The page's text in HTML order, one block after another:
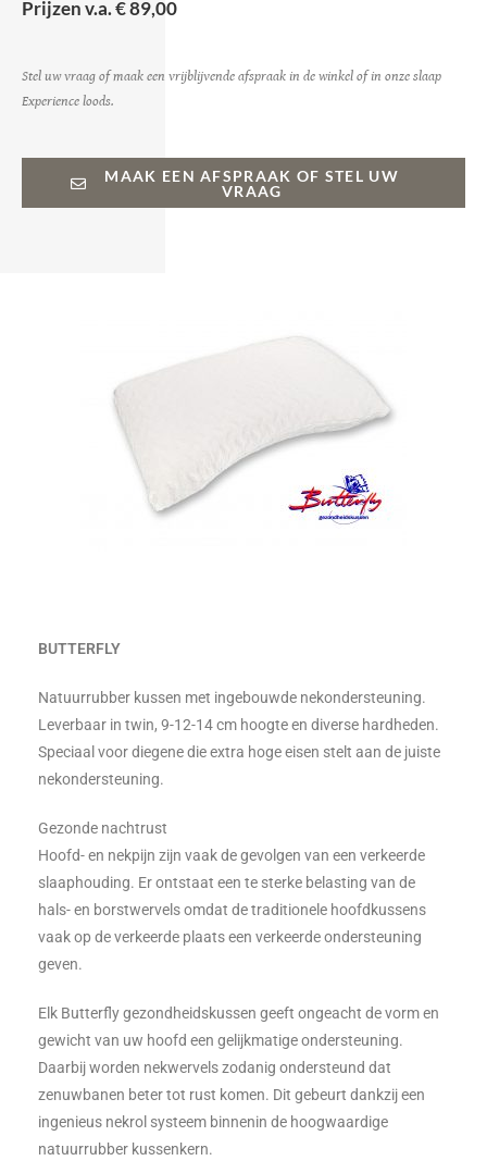
Prijzen v.a. € 89,00
Stel uw vraag of maak een vrijblijvende afspraak in de winkel of in onze slaap
Experience loods.
MAAK EEN AFSPRAAK OF STEL UW
VRAAG
BUTTERFLY
Natuurrubber kussen met ingebouwde nekondersteuning.
Leverbaar in twin, 9-12-14 cm hoogte en diverse hardheden.
Speciaal voor diegene die extra hoge eisen stelt aan de juiste
nekondersteuning.
Gezonde nachtrust
Hoofd- en nekpijn zijn vaak de gevolgen van een verkeerde
slaaphouding. Er ontstaat een te sterke belasting van de
hals- en borstwervels omdat de traditionele hoofdkussens
vaak op de verkeerde plaats een verkeerde ondersteuning
geven.
Elk Butterfly gezondheidskussen geeft ongeacht de vorm en
gewicht van uw hoofd een gelijkmatige ondersteuning.
Daarbij worden nekwervels zodanig ondersteund dat
zenuwbanen beter tot rust komen. Dit gebeurt dankzij een
ingenieus nekrol systeem binnenin de hoogwaardige
natuurrubber kussenkern.